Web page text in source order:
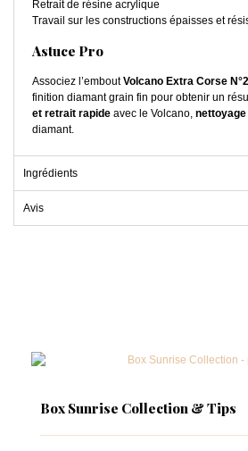
Retrait de résine acrylique
Travail sur les constructions épaisses et
Astuce Pro
Associez l’emboutVolcano Extra Corse
finition diamant grain fin pour obtenir un
et retrait rapide avec le Volcano,
diamant.
Ingrédients
Avis
Box Sunrise Collection & Tips